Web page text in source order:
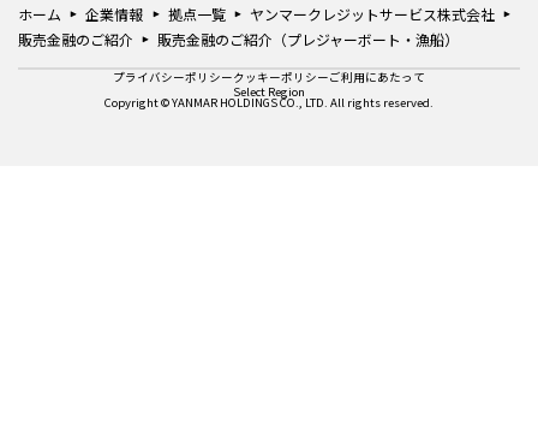
ホーム 企業情報 拠点一覧
ヤンマークレジットサービス株式会社
販売金融のご紹介
販売金融のご紹介（プレジャーボート・漁船）
Copyright © YANMAR HOLDINGS CO., LTD. All rights reserved.
プライバシーポリシークッキーポリシーご利用にあたって
Select Region